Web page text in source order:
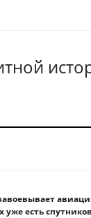
уже есть